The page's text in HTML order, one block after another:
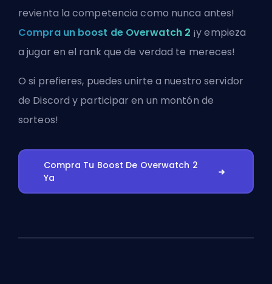
revienta la competencia como nunca antes!
Compra un boost de Overwatch 2 ¡y empieza
a jugar en el rank que de verdad te mereces!
O si prefieres, puedesunirte a nuestro servidor
de Discord y participar en un montón de
sorteos!
Compra Tu Boost De Overwatch 2
Ya